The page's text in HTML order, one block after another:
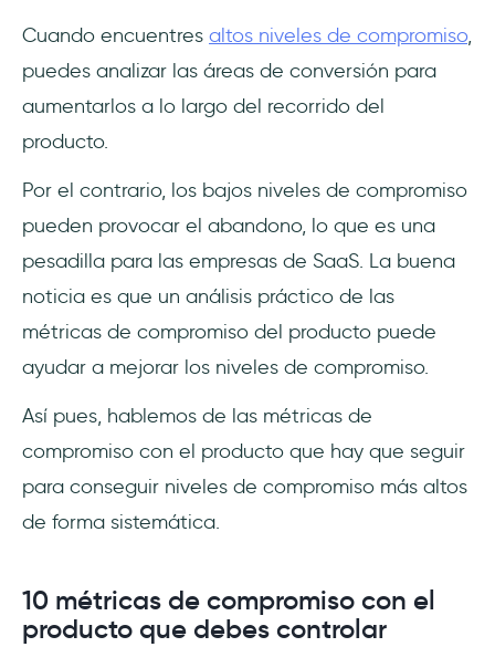
Cuando encuentres altos niveles de compromiso,
puedes analizar las áreas de conversión para
aumentarlos a lo largo del recorrido del
producto.
Por el contrario, los bajos niveles de compromiso
pueden provocar el abandono, lo que es una
pesadilla para las empresas de SaaS. La buena
noticia es que un análisis práctico de las
métricas de compromiso del producto puede
ayudar a mejorar los niveles de compromiso.
Así pues, hablemos de las métricas de
compromiso con el producto que hay que seguir
para conseguir niveles de compromiso más altos
de forma sistemática.
10 métricas de compromiso con el
producto que debes controlar